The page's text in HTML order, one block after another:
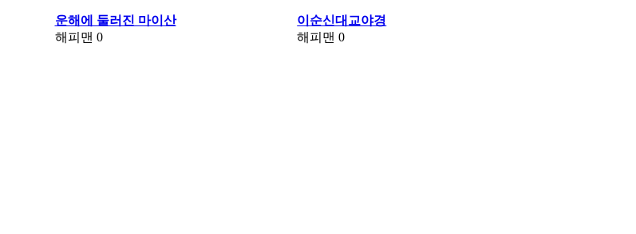
운해에 둘러진 마이산
해피맨 0
이순신대교야경
해피맨 0